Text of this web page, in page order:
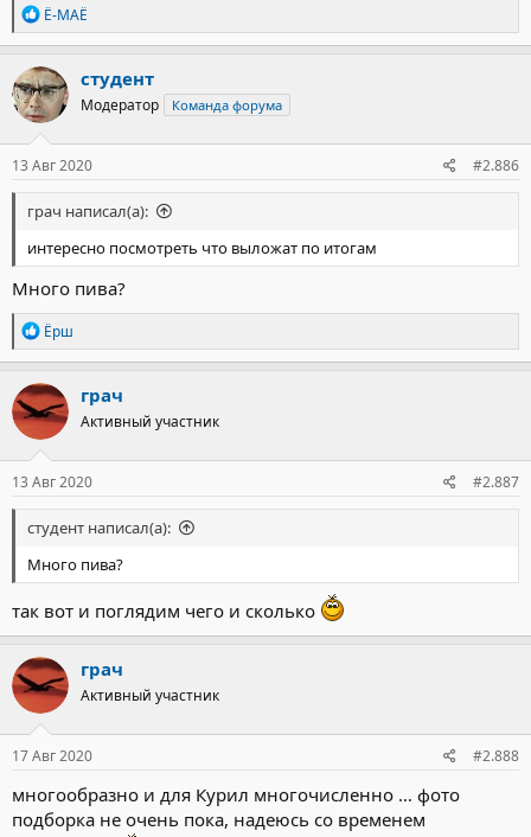
Р
е
а
к
ц
и
и
:
Ё-МАЁ
студент
Модератор Команда форума
13 Авг 2020 #2.886
грач написал(а):
интересно посмотреть что выложат по итогам
Много пива?
Р
е
а
к
ц
и
и
:
Ёрш
грач
Активный участник
13 Авг 2020 #2.887
студент написал(а):
Много пива?
так вот и поглядим чего и сколько
грач
Активный участник
17 Авг 2020 #2.888
многообразно и для Курил многочисленно … фото
подборка не очень пока, надеюсь со временем